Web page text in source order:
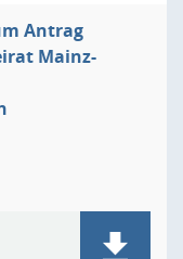
Antrag
Mainz-